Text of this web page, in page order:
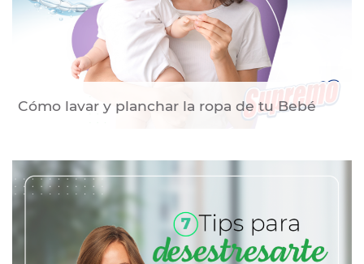
Cómo lavar y planchar la ropa de tu Bebé